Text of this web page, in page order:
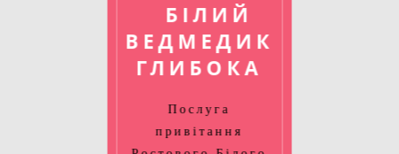
БІЛИЙ
ВЕДМЕДИК
ГЛИБОКА
Послуга
привітання